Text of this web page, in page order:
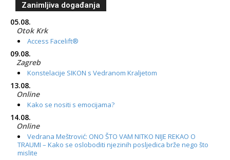
Zanimljiva događanja
05.08.
Otok Krk
Access Facelift®
09.08.
Zagreb
Konstelacije SIKON s Vedranom Kraljetom
13.08.
Online
Kako se nositi s emocijama?
14.08.
Online
Vedrana Meštrović: ONO ŠTO VAM NITKO NIJE REKAO O
TRAUMI – Kako se osloboditi njezinih posljedica brže nego što
mislite